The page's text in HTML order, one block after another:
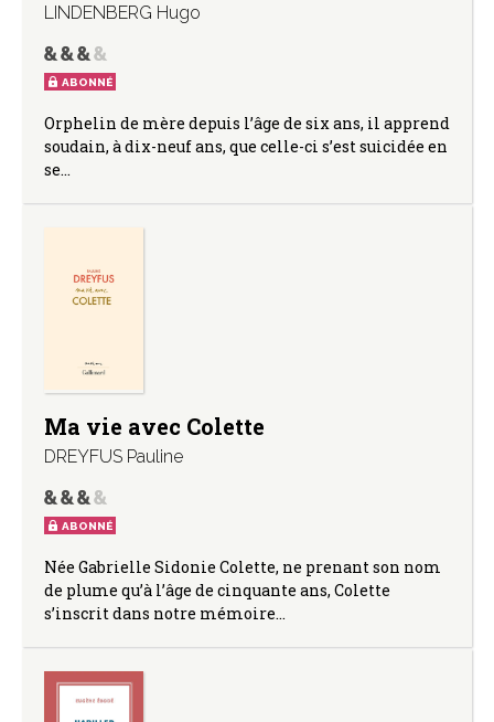
LINDENBERG Hugo
ABONNÉ
Orphelin de mère depuis l’âge de six ans, il apprend
soudain, à dix-neuf ans, que celle-ci s’est suicidée en
se…
Ma vie avec Colette
DREYFUS Pauline
ABONNÉ
Née Gabrielle Sidonie Colette, ne prenant son nom
de plume qu’à l’âge de cinquante ans, Colette
s’inscrit dans notre mémoire…